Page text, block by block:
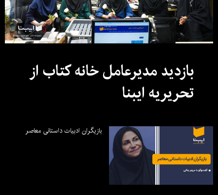
بازدید مدیرعامل خانه کتاب از
تحریریه ایبنا
بازیگران ادبیات داستانی معاصر